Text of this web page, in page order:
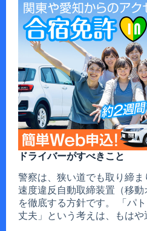
ドライバーがすべきこと
警察は、狭い道でも取り締
速度違反自動取締装置（移動
を徹底する方針です。 「パ
丈夫」という考えは、もはや